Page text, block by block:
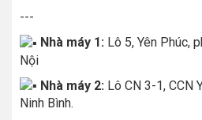
---
Nhà máy 1: Lô 5, Yên Phúc,
Nội
Nhà máy 2: Lô CN 3-1, CCN
Ninh Bình.